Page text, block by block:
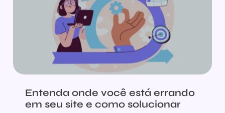
Entenda onde você está errando
em seu site e como solucionar